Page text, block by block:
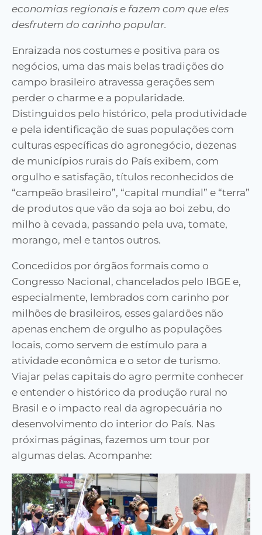
economias regionais e fazem com que eles
desfrutem do carinho popular.
Enraizada nos costumes e positiva para os
negócios, uma das mais belas tradições do
campo brasileiro atravessa gerações sem
perder o charme e a popularidade.
Distinguidos pelo histórico, pela produtividade
e pela identificação de suas populações com
culturas específicas do agronegócio, dezenas
de municípios rurais do País exibem, com
orgulho e satisfação, títulos reconhecidos de
“campeão brasileiro”, “capital mundial” e “terra”
de produtos que vão da soja ao boi zebu, do
milho à cevada, passando pela uva, tomate,
morango, mel e tantos outros.
Concedidos por órgãos formais como o
Congresso Nacional, chancelados pelo IBGE e,
especialmente, lembrados com carinho por
milhões de brasileiros, esses galardões não
apenas enchem de orgulho as populações
locais, como servem de estímulo para a
atividade econômica e o setor de turismo.
Viajar pelas capitais do agro permite conhecer
e entender o histórico da produção rural no
Brasil e o impacto real da agropecuária no
desenvolvimento do interior do País. Nas
próximas páginas, fazemos um tour por
algumas delas. Acompanhe: